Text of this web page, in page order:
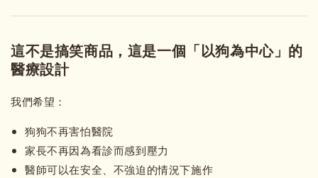
這不是搞笑商品，這是一個「以狗為中心」的
醫療設計
我們希望：
狗狗不再害怕醫院
家長不再因為看診而感到壓力
醫師可以在安全、不強迫的情況下施作